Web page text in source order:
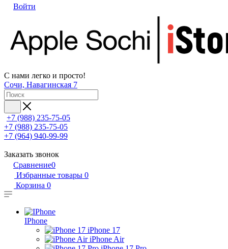
Войти
С нами легко и просто!
Сочи, Навагинская 7
+7 (988) 235-75-05
+7 (988) 235-75-05
+7 (964) 940-99-99
Заказать звонок
Сравнение0
Избранные товары 0
Корзина 0
IPhone
iPhone 17
iPhone Air